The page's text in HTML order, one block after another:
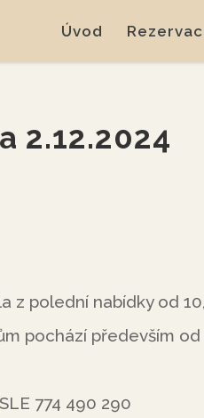
Úvod
2.12.2024
z polední nabídky od
pochází především
774 490 290